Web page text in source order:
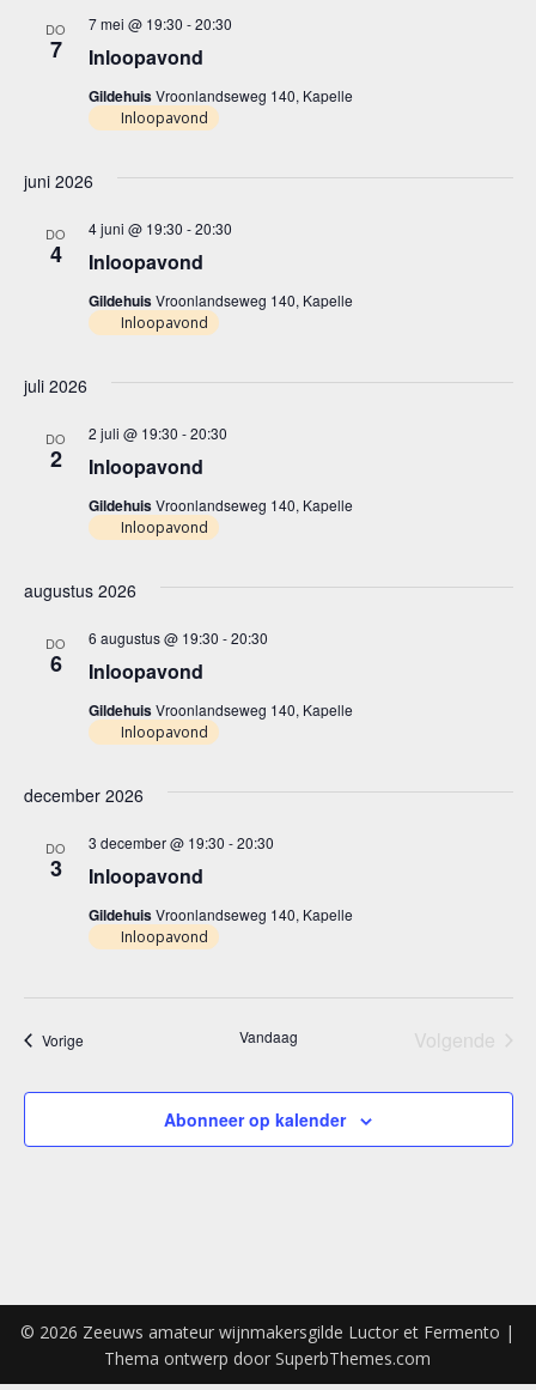
DO
7 Inloopavond
7 mei @ 19:30 -20:30
GildehuisVroonlandseweg 140, Kapelle
Inloopavond
juni 2026
DO
4 Inloopavond
4 juni @ 19:30 -20:30
GildehuisVroonlandseweg 140, Kapelle
Inloopavond
juli 2026
DO
2 Inloopavond
2 juli @ 19:30 -20:30
GildehuisVroonlandseweg 140, Kapelle
Inloopavond
augustus 2026
DO
6 Inloopavond
6 augustus @ 19:30 -20:30
GildehuisVroonlandseweg 140, Kapelle
Inloopavond
december 2026
DO
3 Inloopavond
3 december @ 19:30 -20:30
GildehuisVroonlandseweg 140, Kapelle
Inloopavond
VorigeEvenementen Vandaag
Volgende
Abonneer op kalender
© 2026 Zeeuws amateur wijnmakersgilde Luctor et Fermento |
Thema ontwerp doorSuperbThemes.com